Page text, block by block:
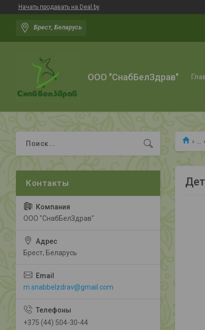
Начать продавать на Deal.by
Брест, Беларусь
ООО "СнабБелЗдрав"
ООО "СнабБелЗдрав"
Брест, Беларусь
m.snabbelzdrav@gmail.com
+375 (44) 504-30-44